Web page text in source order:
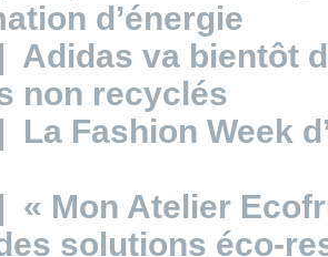
d’énergie
Adidas va bientôt
non recyclés
La Fashion Week
« Mon Atelier
solutions éco-